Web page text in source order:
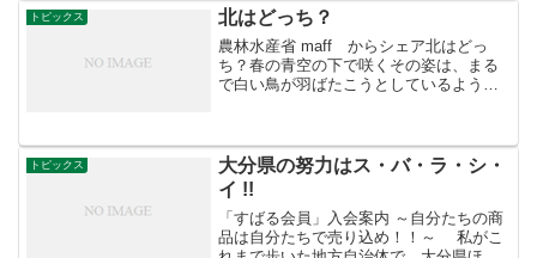
には、もう対抗できなくなって来ている
と言えよう！」ま...
トピックス 北はどっち？
農林水産省 maff からシェア北はどっ
ち？春の青空の下で咲くその姿は、まる
で白い鳥が羽ばたこうとしているように
モクレン（白木蓮）です。ハクモクレン
はモクレン科モクレン...
トピックス
大分県の努力はス・バ・ラ・シ・
イ !!
「すばる会員」入会案内 ～自分たちの商
品は自分たちで売り込め！！～ 私がこ